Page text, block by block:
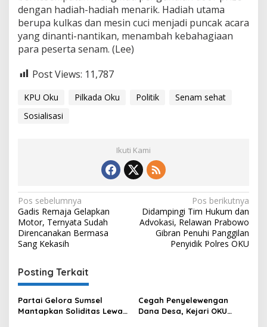
dengan hadiah-hadiah menarik. Hadiah utama
berupa kulkas dan mesin cuci menjadi puncak acara
yang dinanti-nantikan, menambah kebahagiaan
para peserta senam. (Lee)
Post Views: 11,787
KPU Oku Pilkada Oku Politik
Senam sehat
Sosialisasi
Ikuti Kami
Navigasi
pos
Pos sebelumnya
Gadis Remaja Gelapkan
Motor, Ternyata Sudah
Direncanakan Bermasa
Sang Kekasih
Pos berikutnya
Didampingi Tim Hukum dan
Advokasi, Relawan Prabowo
Gibran Penuhi Panggilan
Penyidik Polres OKU
Posting Terkait
Partai Gelora Sumsel
Mantapkan Soliditas Lewat
Cegah Penyelewengan
Dana Desa, Kejari OKU